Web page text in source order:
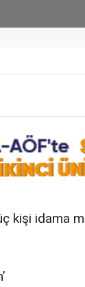
kişi idama